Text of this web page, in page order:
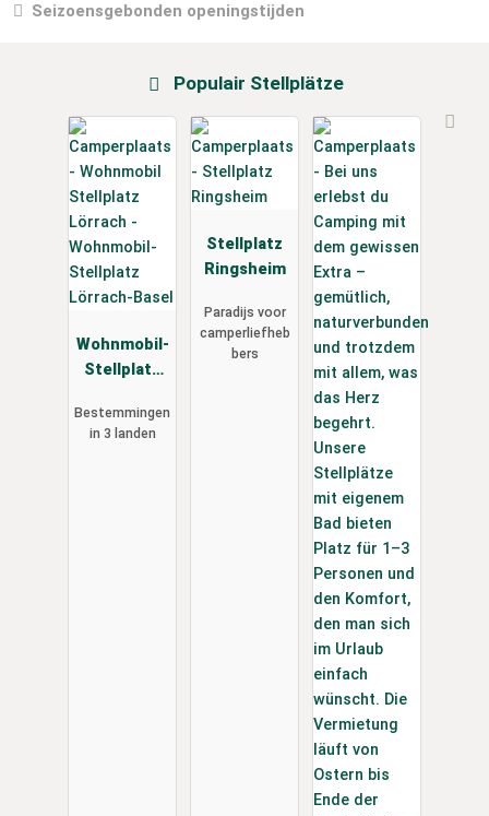
Seizoensgebonden openingstijden
Populair Stellplätze
Wohnmobil-
Stellplatz
Basel
Bestemmingen
in 3 landen
Stellplatz
Ringsheim
Paradijs voor
camperliefheb
bers